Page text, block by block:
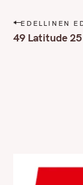
P
o
EDELLINEN
49 Latitude